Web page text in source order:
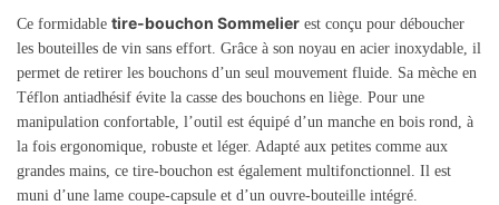
Ce formidable tire-bouchon Sommelier est conçu pour déboucher
les bouteilles de vin sans effort. Grâce à son noyau en acier inoxydable, il
permet de retirer les bouchons d’un seul mouvement fluide. Sa mèche en
Téflon antiadhésif évite la casse des bouchons en liège. Pour une
manipulation confortable, l’outil est équipé d’un manche en bois rond, à
la fois ergonomique, robuste et léger. Adapté aux petites comme aux
grandes mains, ce tire-bouchon est également multifonctionnel. Il est
muni d’une lame coupe-capsule et d’un ouvre-bouteille intégré.